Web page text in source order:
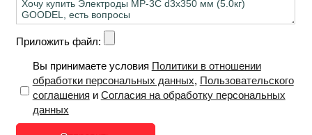
Приложить файл:
Вы принимаете условия Политики в отношении
обработки персональных данных, Пользовательского
соглашения и Согласия на обработку персональных
данных